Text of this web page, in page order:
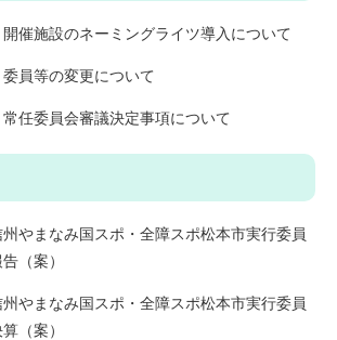
設のネーミングライツ導入について
等の変更について
員会審議決定事項について
まなみ国スポ・全障スポ松本市実行委員
（案）
まなみ国スポ・全障スポ松本市実行委員
（案）